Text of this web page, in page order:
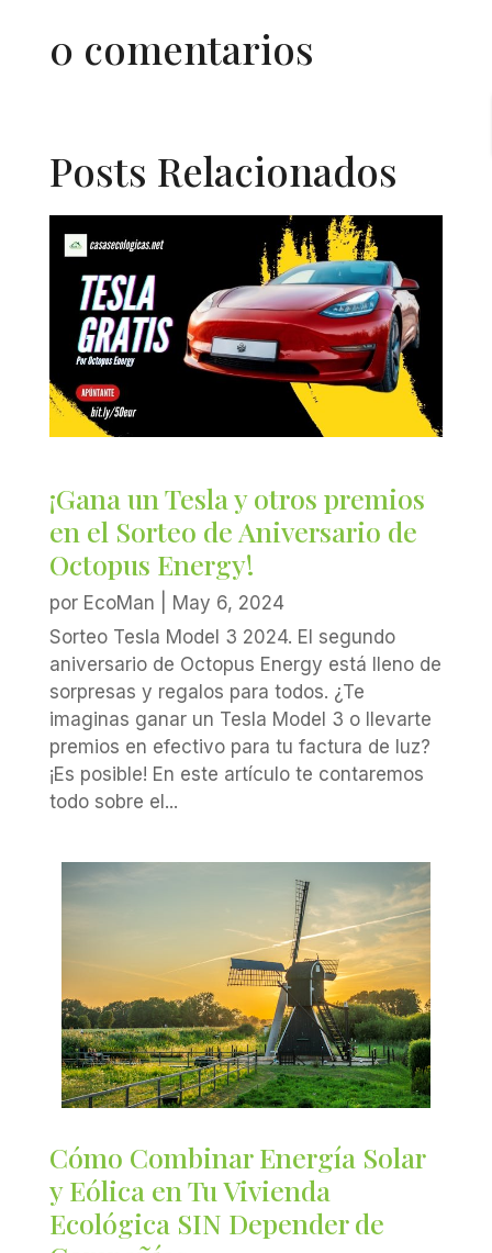
0 comentarios
Posts Relacionados
¡Gana un Tesla y otros premios
en el Sorteo de Aniversario de
Octopus Energy!
por EcoMan
May 6, 2024
Sorteo Tesla Model 3 2024. El segundo
aniversario de Octopus Energy está lleno de
sorpresas y regalos para todos. ¿Te
imaginas ganar un Tesla Model 3 o llevarte
premios en efectivo para tu factura de luz?
¡Es posible! En este artículo te contaremos
todo sobre el...
Cómo Combinar Energía Solar
y Eólica en Tu Vivienda
Ecológica SIN Depender de